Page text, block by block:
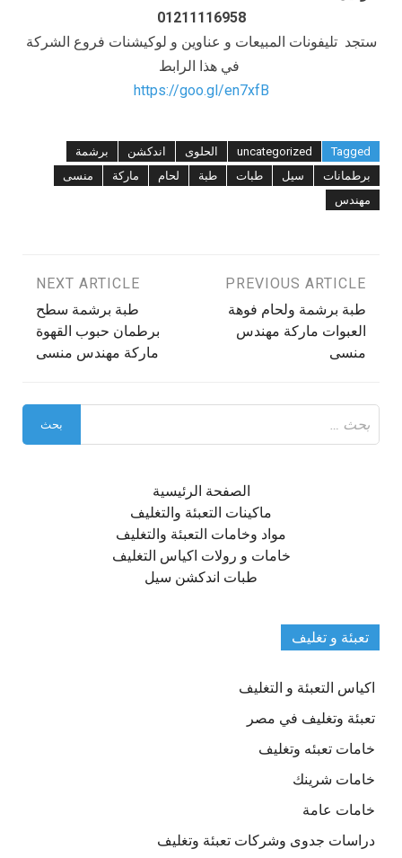
01211116958
ستجد تليفونات المبيعات و عناوين و لوكيشنات فروع الشركة
في هذا الرابط
https://goo.gl/en7xfB
Tagged
uncategorized الحلوى اندكشن
برشمة
برطمانات
سيل طبات طبة لحام ماركة
منسى
مهندس
تصفّح
المقالات
PREVIOUS ARTICLE
طبة برشمة ولحام فوهة
العبوات ماركة مهندس
منسى
NEXT ARTICLE
طبة برشمة سطح
برطمان حبوب القهوة
ماركة مهندس منسى
عن:
الصفحة الرئيسية
ماكينات التعبئة والتغليف
مواد وخامات التعبئة والتغليف
خامات و رولات اكياس التغليف
طبات اندكشن سيل
تعبئة و تغليف
اكياس التعبئة و التغليف
تعبئة وتغليف في مصر
خامات تعبئه وتغليف
خامات شرينك
خامات عامة
دراسات جدوى وشركات تعبئة وتغليف